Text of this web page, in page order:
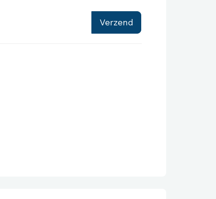
Verzend